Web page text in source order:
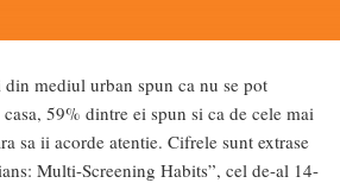
mediul urban spun ca nu se pot
59% dintre ei spun si ca de cele mai
sa ii acorde atentie. Cifrele sunt extrase
Multi-Screening Habits”, cel de-al 14-